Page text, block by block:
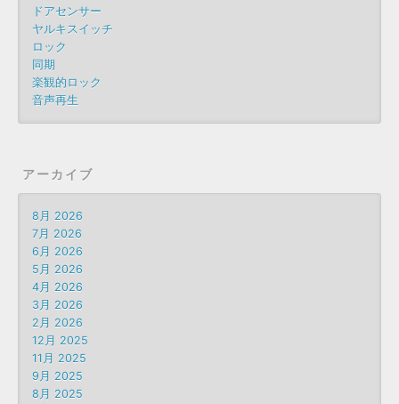
ドアセンサー
ヤルキスイッチ
ロック
同期
楽観的ロック
音声再生
アーカイブ
8月 2026
7月 2026
6月 2026
5月 2026
4月 2026
3月 2026
2月 2026
12月 2025
11月 2025
9月 2025
8月 2025